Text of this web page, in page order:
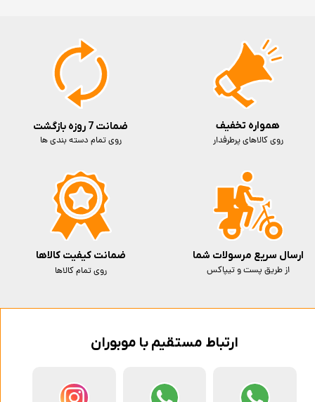
ارتباط مستقیم با موبوران
ضمانت 7 روزه بازگشت
روی تمام دسته بندی ها
ارسال سریع مرسولات شما
از طریق پست و تیپاکس
ضمانت کیفیت کالاها
روی تمام کالاها
همواره تخفیف
روی کالاهای پرطرفدار